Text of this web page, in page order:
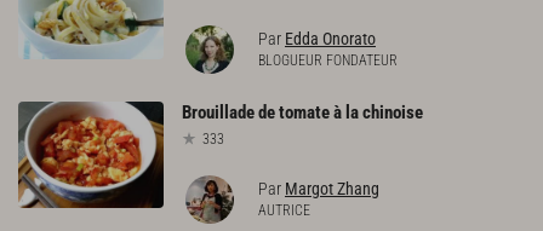
Par Edda Onorato
BLOGUEUR FONDATEUR
Brouilladedetomateà lachinoise
333
Par Margot Zhang
AUTRICE